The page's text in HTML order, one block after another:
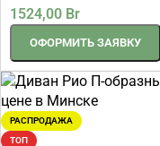
1524,00 Br
ОФОРМИТЬ ЗАЯВКУ
РАСПРОДАЖА
ТОП